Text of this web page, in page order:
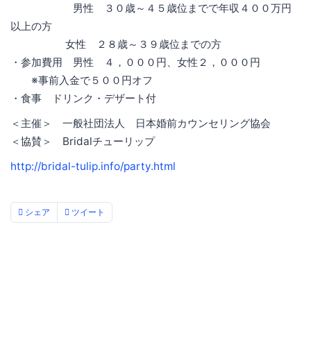
男性 ３０歳～４５歳位までで年収４００万円
以上の方
女性 ２８歳～３９歳位までの方
・参加費用 男性 ４，０００円、女性２，０００円
※事前入金で５００円オフ
・食事 ドリンク・デザート付
＜主催＞ 一般社団法人 日本婚前カウンセリング協会
＜協賛＞ Bridalチューリップ
http://bridal-tulip.info/party.html
シェア ツイート